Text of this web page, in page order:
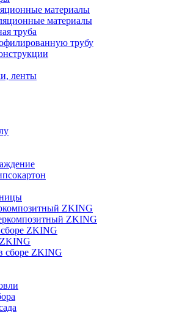
материалы
материалы
труба
трубу
ленты
ZKING
ZKING
ZKING
сборе ZKING